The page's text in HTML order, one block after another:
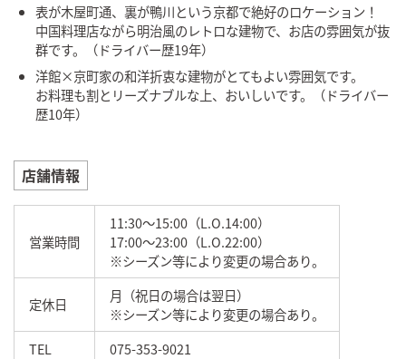
表が木屋町通、裏が鴨川という京都で絶好のロケーション！
中国料理店ながら明治風のレトロな建物で、お店の雰囲気が抜
群です。（ドライバー歴19年）
洋館×京町家の和洋折衷な建物がとてもよい雰囲気です。
お料理も割とリーズナブルな上、おいしいです。（ドライバー
歴10年）
店舗情報
営業時間
11:30～15:00（L.O.14:00）
17:00～23:00（L.O.22:00）
※シーズン等により変更の場合あり。
定休日
月（祝日の場合は翌日）
※シーズン等により変更の場合あり。
TEL
075-353-9021